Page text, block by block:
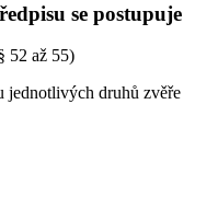
se postupuje
52 až 55)
jednotlivých druhů zvěře